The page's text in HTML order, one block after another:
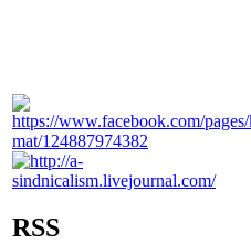
RSS